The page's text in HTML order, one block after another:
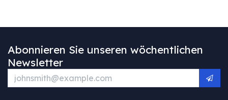
Abonnieren Sie unseren wöchentlichen
Newsletter